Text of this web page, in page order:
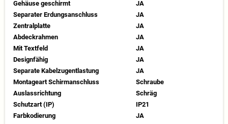
Gehäuse geschirmt
JA
Separater Erdungsanschluss
JA
Zentralplatte
JA
Abdeckrahmen
JA
Mit Textfeld
JA
Designfähig
JA
Separate Kabelzugentlastung
JA
Montageart Schirmanschluss
Schraube
Auslassrichtung
Schräg
Schutzart (IP)
IP21
Farbkodierung
JA